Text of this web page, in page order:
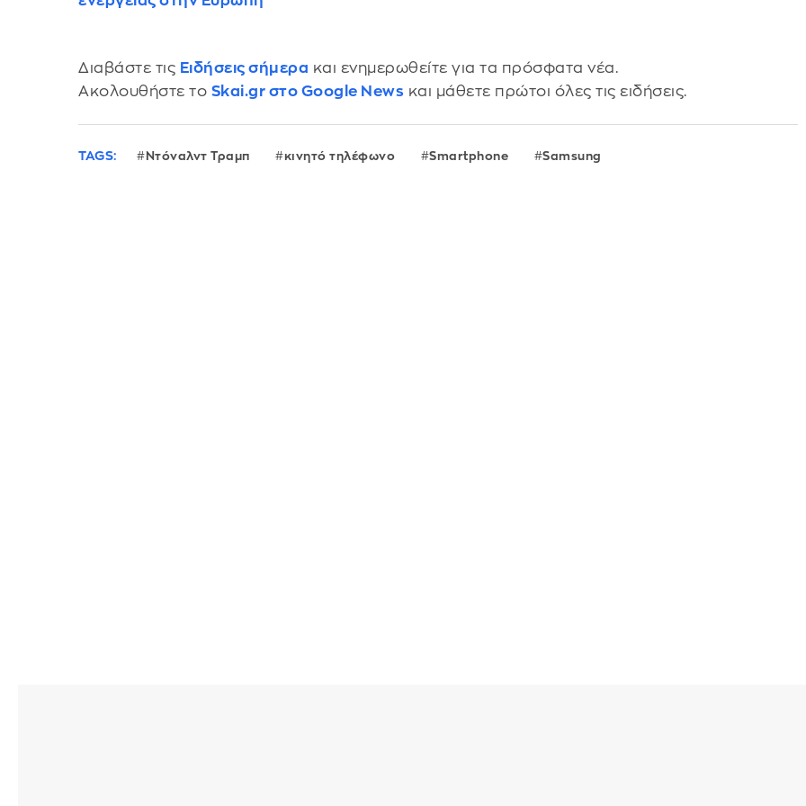
Διαβάστε τις Ειδήσεις σήμερα και ενημερωθείτε για τα πρόσφατα νέα.
Ακολουθήστε το Skai.gr στο Google News και μάθετε πρώτοι όλες τις ειδήσεις.
TAGS: Ντόναλντ Τραμπ κινητό τηλέφωνο Smartphone Samsung